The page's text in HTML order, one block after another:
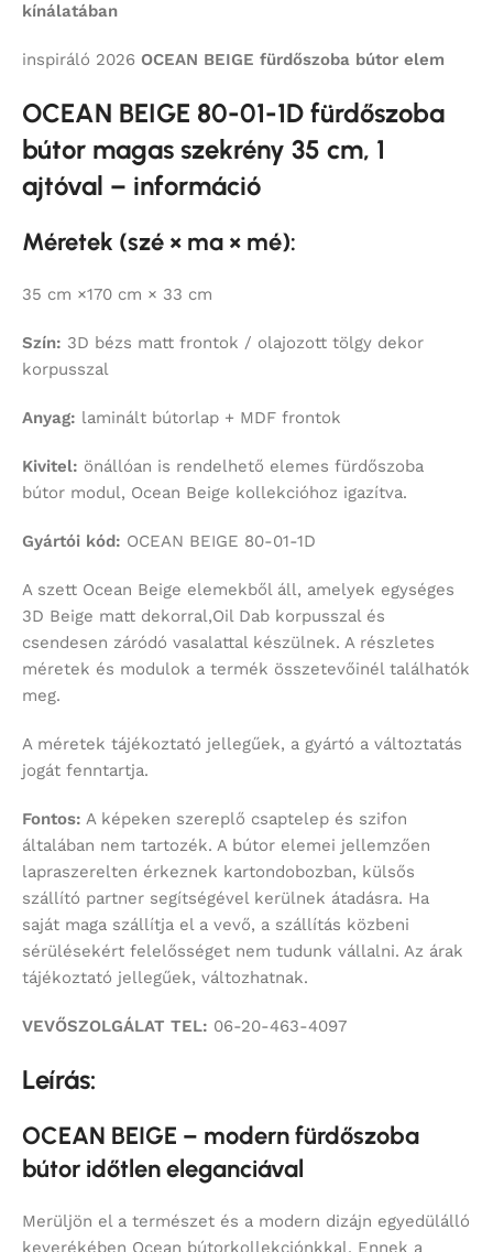
kínálatában
inspiráló 2026 OCEAN BEIGE fürdőszoba bútor elem
OCEAN BEIGE 80-01-1D fürdőszoba
bútor magas szekrény 35 cm, 1
ajtóval – információ
Méretek (szé × ma × mé):
35 cm ×170 cm × 33 cm
Szín: 3D bézs matt frontok / olajozott tölgy dekor
korpusszal
Anyag: laminált bútorlap + MDF frontok
Kivitel: önállóan is rendelhető elemes fürdőszoba
bútor modul, Ocean Beige kollekcióhoz igazítva.
Gyártói kód: OCEAN BEIGE 80-01-1D
A szett Ocean Beige elemekből áll, amelyek egységes
3D Beige matt dekorral,Oil Dab korpusszal és
csendesen záródó vasalattal készülnek. A részletes
méretek és modulok a termék összetevőinél találhatók
meg.
A méretek tájékoztató jellegűek, a gyártó a változtatás
jogát fenntartja.
Fontos: A képeken szereplő csaptelep és szifon
általában nem tartozék. A bútor elemei jellemzően
lapraszerelten érkeznek kartondobozban, külsős
szállító partner segítségével kerülnek átadásra. Ha
saját maga szállítja el a vevő, a szállítás közbeni
sérülésekért felelősséget nem tudunk vállalni. Az árak
tájékoztató jellegűek, változhatnak.
VEVŐSZOLGÁLAT TEL: 06-20-463-4097
Leírás:
OCEAN BEIGE – modern fürdőszoba
bútor időtlen eleganciával
Merüljön el a természet és a modern dizájn egyedülálló
keverékében Ocean bútorkollekciónkkal. Ennek a